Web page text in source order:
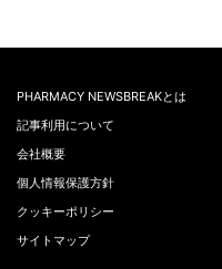
PHARMACY NEWSBREAKとは
記事利用について
会社概要
個人情報保護方針
クッキーポリシー
サイトマップ